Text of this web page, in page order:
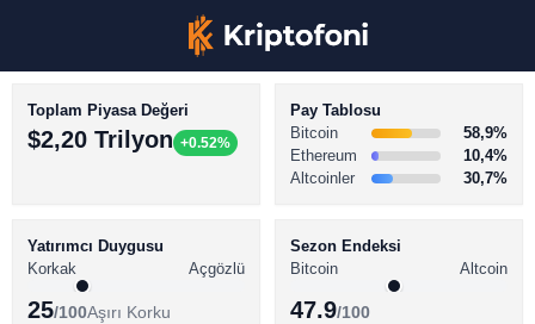
BİTCOİN HABERLERİ
ALTCOİN HABERLERİ
Toplam Piyasa Değeri
$2,20 Trilyon +0.52%
Pay Tablosu
Bitcoin
58,9%
Ethereum
10,4%
Altcoinler
30,7%
Yatırımcı Duygusu
Korkak
Açgözlü
25/100Aşırı Korku
Sezon Endeksi
Bitcoin
Altcoin
47.9/100